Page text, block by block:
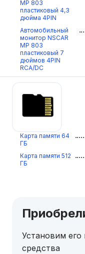
МР 803
пластиковый 4,3
дюйма 4PIN
Автомобильный
монитор NSCAR
МР 803
пластиковый 7
дюймов 4PIN
RCA/DC
Карта памяти 64
ГБ
Карта памяти 512
ГБ
Установим
средства